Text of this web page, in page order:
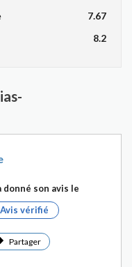
7.67
8.2
donné son avis le
Avis vérifié
Partager